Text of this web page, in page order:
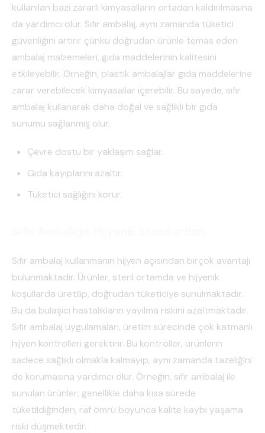
kullanılan bazı zararlı kimyasalların ortadan kaldırılmasına
da yardımcı olur. Sıfır ambalaj, aynı zamanda tüketici
güvenliğini artırır çünkü doğrudan ürünle temas eden
ambalaj malzemeleri, gıda maddelerinin kalitesini
etkileyebilir. Örneğin, plastik ambalajlar gıda maddelerine
zarar verebilecek kimyasallar içerebilir. Bu sayede, sıfır
ambalaj kullanarak daha doğal ve sağlıklı bir gıda
sunumu sağlanmış olur.
Çevre dostu bir yaklaşım sağlar.
Gıda kayıplarını azaltır.
Tüketici sağlığını korur.
Sıfır ambalaj kullanmanın hijyen açısından birçok avantajı
bulunmaktadır. Ürünler, steril ortamda ve hijyenik
koşullarda üretilip, doğrudan tüketiciye sunulmaktadır.
Bu da bulaşıcı hastalıkların yayılma riskini azaltmaktadır.
Sıfır ambalaj uygulamaları, üretim sürecinde çok katmanlı
hijyen kontrolleri gerektirir. Bu kontroller, ürünlerin
sadece sağlıklı olmakla kalmayıp, aynı zamanda tazeliğini
de korumasına yardımcı olur. Örneğin, sıfır ambalaj ile
sunulan ürünler, genellikle daha kısa sürede
tüketildiğinden, raf ömrü boyunca kalite kaybı yaşama
riski düşmektedir.